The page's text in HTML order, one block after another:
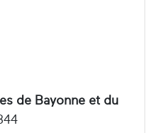
de Bayonne et du